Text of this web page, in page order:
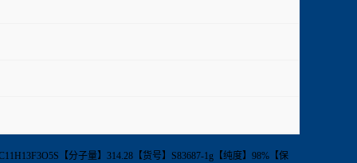
【分子量】314.28【货号】S83687-1g【纯度】98%【保